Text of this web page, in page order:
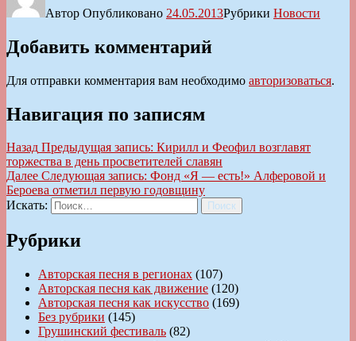
Автор Опубликовано 24.05.2013Рубрики Новости
Добавить комментарий
Для отправки комментария вам необходимо авторизоваться.
Навигация по записям
Назад Предыдущая запись: Кирилл и Феофил возглавят
торжества в день просветителей славян
Далее Следующая запись: Фонд «Я — есть!» Алферовой и
Бероева отметил первую годовщину
Искать:
Поиск
Рубрики
Авторская песня в регионах (107)
Авторская песня как движение (120)
Авторская песня как искусство (169)
Без рубрики (145)
Грушинский фестиваль (82)